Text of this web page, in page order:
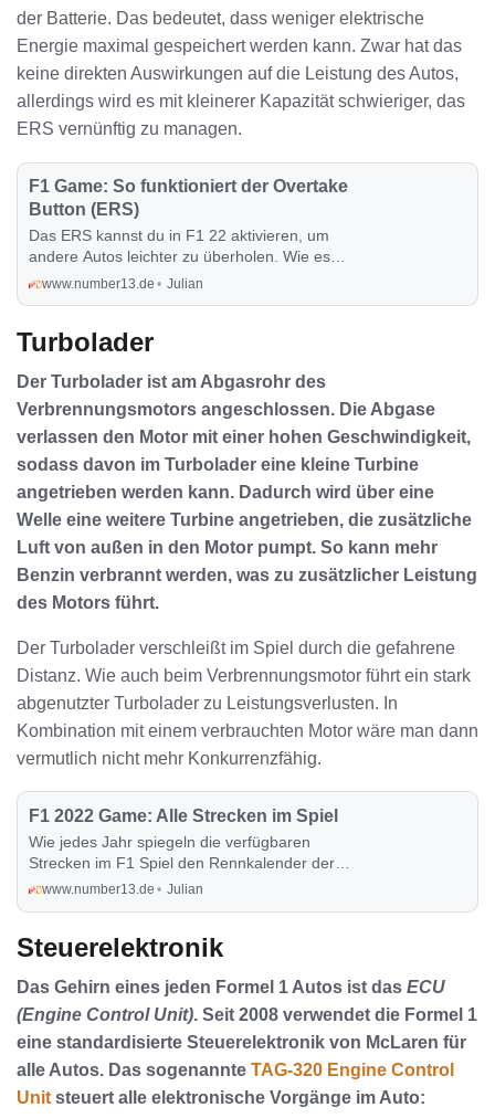
der Batterie. Das bedeutet, dass weniger elektrische
Energie maximal gespeichert werden kann. Zwar hat das
keine direkten Auswirkungen auf die Leistung des Autos,
allerdings wird es mit kleinerer Kapazität schwieriger, das
ERS vernünftig zu managen.
F1 Game: So funktioniert der Overtake
Button (ERS)
Das ERS kannst du in F1 22 aktivieren, um
andere Autos leichter zu überholen. Wie es
genau funktioniert und was die Balken im HUD
www.number13.de Julian
Turbolader
Der Turbolader ist am Abgasrohr des
Verbrennungsmotors angeschlossen. Die Abgase
verlassen den Motor mit einer hohen Geschwindigkeit,
sodass davon im Turbolader eine kleine Turbine
angetrieben werden kann. Dadurch wird über eine
Welle eine weitere Turbine angetrieben, die zusätzliche
Luft von außen in den Motor pumpt. So kann mehr
Benzin verbrannt werden, was zu zusätzlicher Leistung
des Motors führt.
Der Turbolader verschleißt im Spiel durch die gefahrene
Distanz. Wie auch beim Verbrennungsmotor führt ein stark
abgenutzter Turbolader zu Leistungsverlusten. In
Kombination mit einem verbrauchten Motor wäre man dann
vermutlich nicht mehr Konkurrenzfähig.
F1 2022 Game: Alle Strecken im Spiel
Wie jedes Jahr spiegeln die verfügbaren
Strecken im F1 Spiel den Rennkalender der
aktuellen F1 Saison wider. In diesem Post
kannst.
www.number13.de Julian
Steuerelektronik
Das Gehirn eines jeden Formel 1 Autos ist das ECU
(Engine Control Unit). Seit 2008 verwendet die Formel 1
eine standardisierte Steuerelektronik von McLaren für
alle Autos. Das sogenannte TAG-320 Engine Control
Unit steuert alle elektronische Vorgänge im Auto: